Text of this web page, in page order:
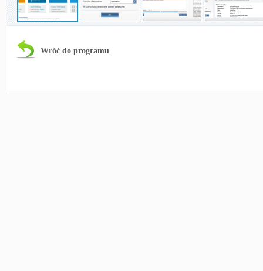
Wróć do programu